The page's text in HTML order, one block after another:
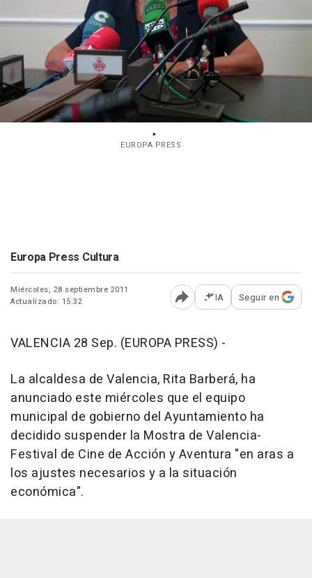
EUROPA PRESS
Europa Press Cultura
Miércoles, 28 septiembre 2011
Actualizado: 15:32
Abrir opciones para
IA Seguir en
VALENCIA 28 Sep. (EUROPA PRESS) -
La alcaldesa de Valencia, Rita Barberá, ha
anunciado este miércoles que el equipo
municipal de gobierno del Ayuntamiento ha
decidido suspender la Mostra de Valencia-
Festival de Cine de Acción y Aventura "en aras a
los ajustes necesarios y a la situación
económica".